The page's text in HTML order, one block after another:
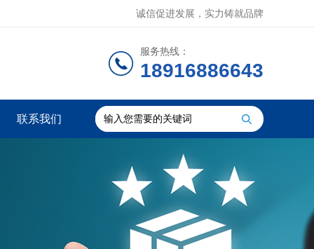
诚信促进发展，实力铸就品牌
服务热线：
18916886643
联系我们